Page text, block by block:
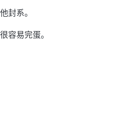
封系。
容易完蛋。